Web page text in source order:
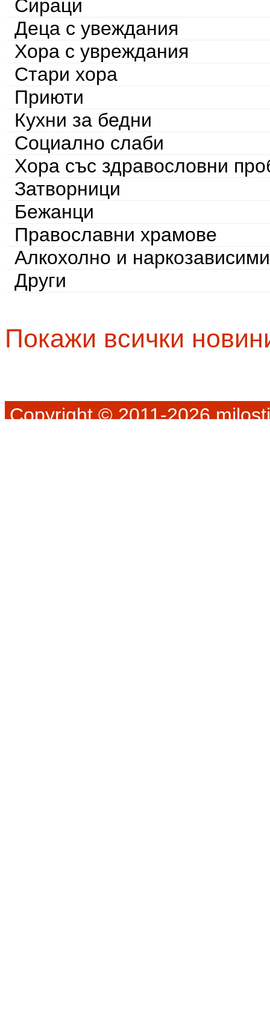
Сираци
Деца с увеждания
Хора с увреждания
Стари хора
Приюти
Кухни за бедни
Социално слаби
Хора със здравословни
Затворници
Бежанци
Православни храмове
Алкохолно и наркозависими
Други
Покажи всички
Copyright © 2011-2026